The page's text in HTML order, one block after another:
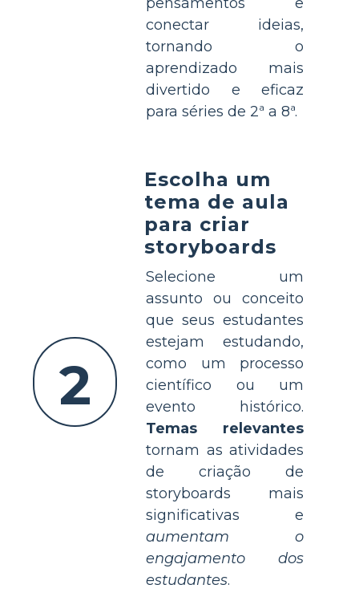
conectar ideias,
tornando o
aprendizado mais
divertido e eficaz
para séries de 2ª a 8ª.
2
Escolha um
tema de aula
para criar
storyboards
Selecione um
assunto ou conceito
que seus estudantes
estejam estudando,
como um processo
científico ou um
evento histórico.
Temas relevantes
tornam as atividades
de criação de
storyboards mais
significativas e
aumentam o
engajamento dos
estudantes.